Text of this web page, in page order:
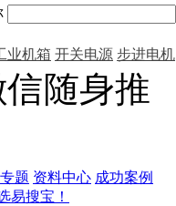
业机箱 开关电源 步进电机
随身推
专题 资料中心 成功案例
易搜宝！